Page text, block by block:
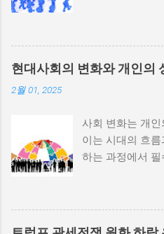
정치적 파벌화
내전의 촉매제가
한 교훈을 준다.
위험 정치적 불안
적 갈등이 심화
증가한다. 이와
한 불만을 느끼고
역사적으로도
서는 종종 내전
비극적인 상황을
현대사회의 변화와 개인의
2월 01, 2025
사회 변화는 개
이는 시대의 흐
하는 과정에서 필
탐구하는 것이
조 사회 변화란
등이 시간이 지